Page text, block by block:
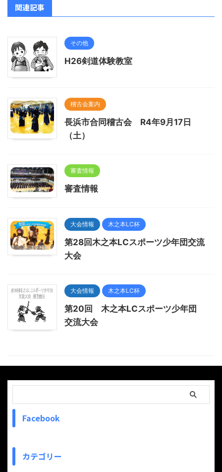
関連記事
その他
H26剣道体験教室
稽古会案内
長浜市合同稽古会 R4年9月17日
（土）
審査情報
審査情報
大会情報 木之本LC杯
第28回木之本LCスポーツ少年団交流
大会
大会情報 木之本LC杯
第20回 木之本LCスポーツ少年団
交流大会
Facebook
カテゴリー